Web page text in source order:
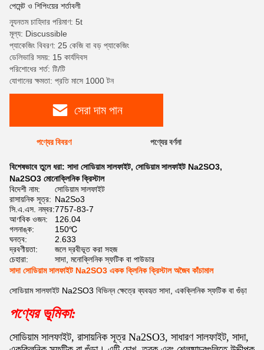
পেমেন্ট ও শিপিংয়ের শর্তাবলী
ন্যূনতম চাহিদার পরিমাণ: 5t
মূল্য: Discussible
প্যাকেজিং বিবরণ: 25 কেজি বা বড় প্যাকেজিং
ডেলিভারি সময়: 15 কার্যদিবস
পরিশোধের শর্ত: টি/টি
যোগানের ক্ষমতা: প্রতি মাসে 1000 টন
সেরা দাম পান
পণ্যের বিবরণ পণ্যের বর্ণনা
বিশেষভাবে তুলে ধরা: সাদা সোডিয়াম সালফাইট, সোডিয়াম সালফাইট Na2SO3,
Na2SO3 মোনোক্লিনিক ক্রিস্টাল
বিদেশী নাম:
সোডিয়াম সালফাইট
রাসায়নিক সূত্র: Na2So3
সি.এ.এস. নম্বর:7757-83-7
আণবিক ওজন:
126.04
গলনাঙ্ক:
150℃
ঘনত্ব:
2.633
দ্রবণীয়তা:
জলে দ্রবীভূত করা সহজ
চেহারা:
সাদা, মনোক্লিনিক স্ফটিক বা পাউডার
সাদা সোডিয়াম সালফাইট Na2SO3 একক ক্লিনিক ক্রিস্টাল অজৈব কাঁচামাল
সোডিয়াম সালফাইট Na2SO3 বিভিন্ন ক্ষেত্রে ব্যবহৃত সাদা, একক্লিনিক স্ফটিক বা গুঁড়া
পণ্যের ভূমিকা:
সোডিয়াম সালফাইট, রাসায়নিক সূত্র Na2SO3, সাধারণ সালফাইট, সাদা,